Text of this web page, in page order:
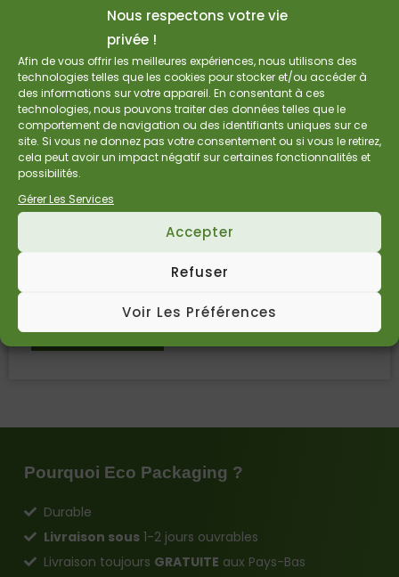
Nous respectons votre vie
privée !
Afin de vous offrir les meilleures expériences, nous utilisons des
technologies telles que les cookies pour stocker et/ou accéder à
des informations sur votre appareil. En consentant à ces
technologies, nous pouvons traiter des données telles que le
comportement de navigation ou des identifiants uniques sur ce
site. Si vous ne donnez pas votre consentement ou si vous le retirez,
cela peut avoir un impact négatif sur certaines fonctionnalités et
possibilités.
Gérer Les Services
Accepter
Refuser
Voir Les Préférences
160 g/m² – 3 800 feuilles/palette (kopie)
Voir Le Produit
Pourquoi Eco Packaging ?
Durable
Livraison sous 1-2 jours ouvrables
Livraison toujours GRATUITE aux Pays-Bas